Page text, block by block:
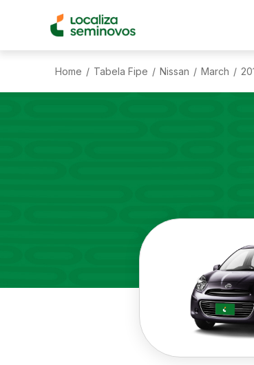
Home / Tabela Fipe / Nissan / March /